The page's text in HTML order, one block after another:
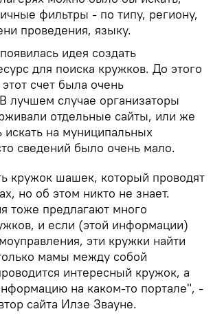
фильтры - по типу, региону,
проведения, языку.
идея создать
для поиска кружков. До этого
счет была очень
лучшем случае организаторы
отдельные сайты, или же
искать на муниципальных
сведений было очень мало.
кружок шашек, который проводят
но об этом никто не знает.
тоже предлагают много
и если (этой информации)
эти кружки найти
мамы между собой
интересный кружок, а
на каком-то портале", -
сайта Илзе Звауне.